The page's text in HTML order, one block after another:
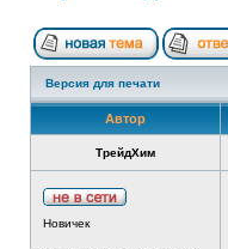
Версия для печати
Автор
ТрейдХим
Новичек